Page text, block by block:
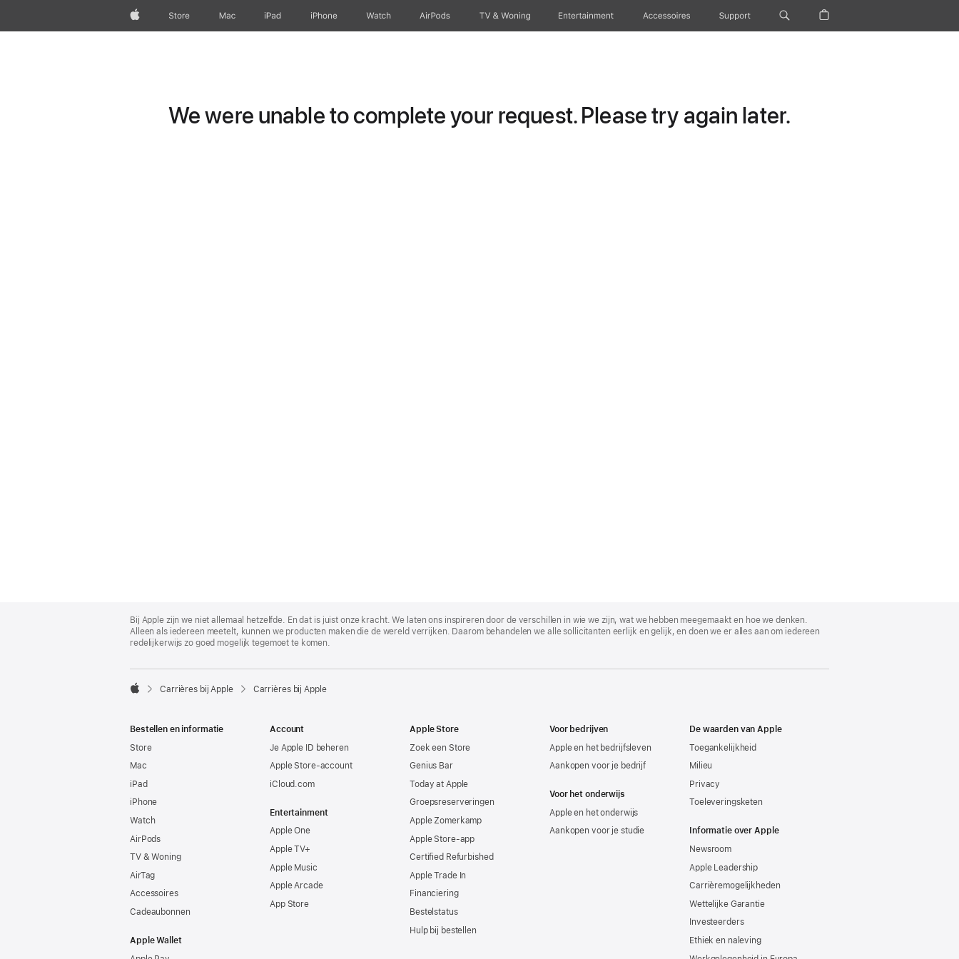
AppleStore Mac iPad iPhone Watch AirPods TV & Woning Entertainment Accessoires Support
We were unable to complete your request. Please try again later.
Footer
Bij Apple zijn we niet allemaal hetzelfde. En dat is juist onze kracht. We laten ons inspireren door de verschillen in wie we zijn, wat we hebben meegemaakt en hoe we denken.
Alleen als iedereen meetelt, kunnen we producten maken die de wereld verrijken. Daarom behandelen we alle sollicitanten eerlijk en gelijk, en doen we er alles aan om iedereen
redelijkerwijs zo goed mogelijk tegemoet te komen.

Carrières bij Apple Carrières bij Apple
Bestellen en informatie
Store
Mac
iPad
iPhone
Watch
AirPods
TV & Woning
AirTag
Accessoires
Cadeaubonnen
Apple Wallet
Account
Je Apple ID beheren
Apple Store-account
iCloud.com
Entertainment
Apple One
Apple TV+
Apple Music
Apple Arcade
App Store
Apple Store
Zoek een Store
Genius Bar
Today at Apple
Groepsreserveringen
Apple Zomerkamp
Apple Store-app
Certified Refurbished
Apple Trade In
Financiering
Bestelstatus
Hulp bij bestellen
Voor bedrijven
Apple en het bedrijfsleven
Aankopen voor je bedrijf
Voor het onderwijs
Apple en het onderwijs
Aankopen voor je studie
De waarden van Apple
Toegankelijkheid
Milieu
Privacy
Toeleveringsketen
Informatie over Apple
Newsroom
Apple Leadership
Carrièremogelijkheden
Wettelijke Garantie
Investeerders
Ethiek en naleving